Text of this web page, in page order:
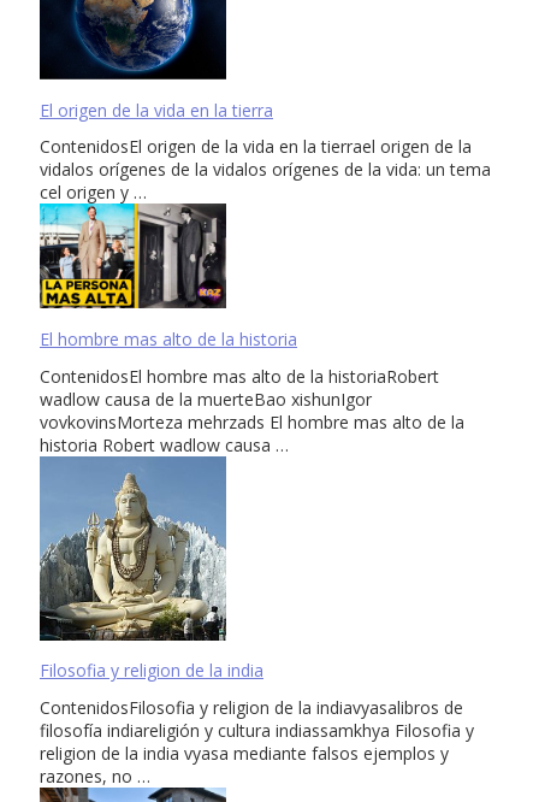
El origen de la vida en la tierra
ContenidosEl origen de la vida en la tierrael origen de la
vidalos orígenes de la vidalos orígenes de la vida: un tema
cel origen y …
El hombre mas alto de la historia
ContenidosEl hombre mas alto de la historiaRobert
wadlow causa de la muerteBao xishunIgor
vovkovinsMorteza mehrzads El hombre mas alto de la
historia Robert wadlow causa …
Filosofia y religion de la india
ContenidosFilosofia y religion de la indiavyasalibros de
filosofía indiareligión y cultura indiassamkhya Filosofia y
religion de la india vyasa mediante falsos ejemplos y
razones, no …